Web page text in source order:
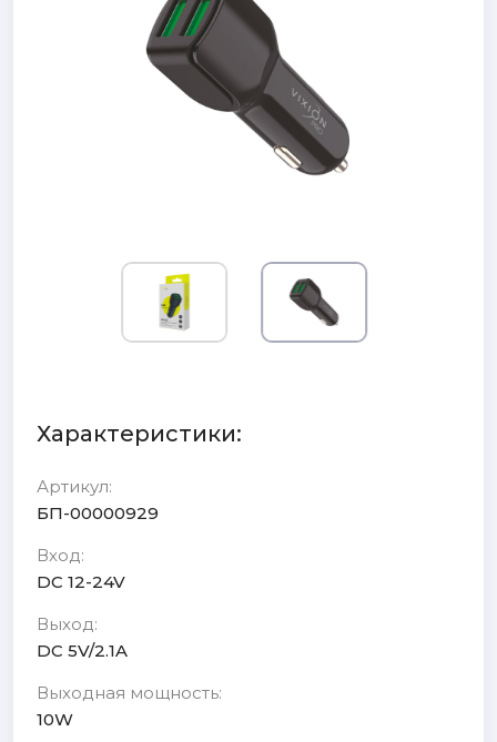
Характеристики:
Артикул:
БП-00000929
Вход:
DC 12-24V
Выход:
DC 5V/2.1A
Выходная мощность:
10W